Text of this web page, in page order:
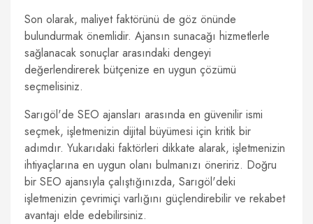
Son olarak, maliyet faktörünü de göz önünde
bulundurmak önemlidir. Ajansın sunacağı hizmetlerle
sağlanacak sonuçlar arasındaki dengeyi
değerlendirerek bütçenize en uygun çözümü
seçmelisiniz.
Sarıgöl'de SEO ajansları arasında en güvenilir ismi
seçmek, işletmenizin dijital büyümesi için kritik bir
adımdır. Yukarıdaki faktörleri dikkate alarak, işletmenizin
ihtiyaçlarına en uygun olanı bulmanızı öneririz. Doğru
bir SEO ajansıyla çalıştığınızda, Sarıgöl'deki
işletmenizin çevrimiçi varlığını güçlendirebilir ve rekabet
avantajı elde edebilirsiniz.